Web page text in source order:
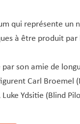
qui représente un
à être produit
par son amie de
Carl Broemel
Luke Ydsitie (Blind